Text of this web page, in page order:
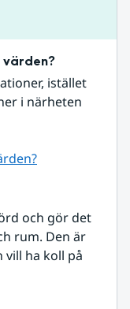
istället
i närheten
och gör det
rum. Den är
ha koll på